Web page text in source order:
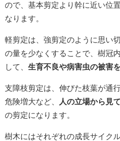
ので、基本剪定より幹に近い位
なります。
軽剪定は、強剪定のように思い
の量を少なくすることで、樹冠
して、 生育不良や病害虫の被害
支障枝剪定は、伸びた枝葉が通
危険増大など、
人の立場から見
の剪定になります。
樹木にはそれぞれの成長サイク